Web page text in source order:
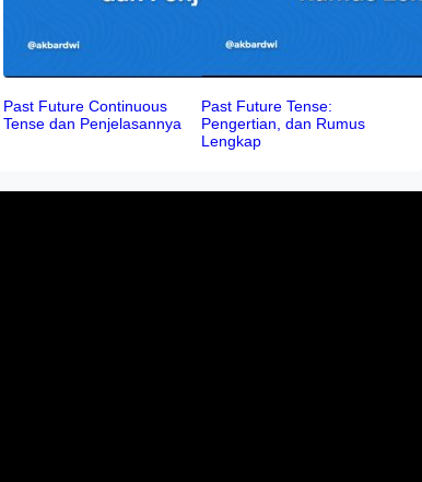
Past Future Continuous
Tense dan Penjelasannya
Past Future Tense:
Pengertian, dan Rumus
Lengkap